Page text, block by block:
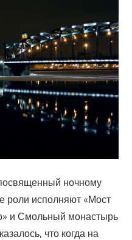
ночному
роли исполняют «Мост
и Смольный монастырь
что когда на